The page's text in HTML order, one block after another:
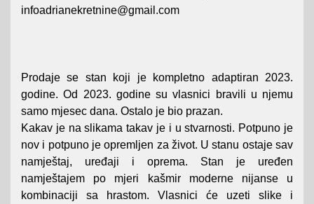
infoadrianekretnine@gmail.com
Prodaje se stan koji je kompletno adaptiran 2023.
godine. Od 2023. godine su vlasnici bravili u njemu
samo mjesec dana. Ostalo je bio prazan.
Kakav je na slikama takav je i u stvarnosti. Potpuno je
nov i potpuno je opremljen za život. U stanu ostaje sav
namještaj, uređaji i oprema. Stan je uređen
namještajem po mjeri kašmir moderne nijanse u
kombinaciji sa hrastom. Vlasnici će uzeti slike i